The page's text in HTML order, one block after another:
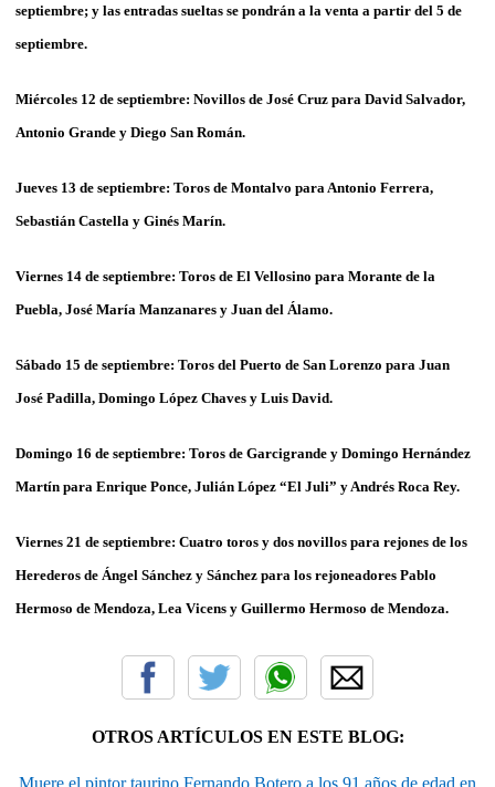
septiembre; y las entradas sueltas se pondrán a la venta a partir del 5 de
septiembre.
Miércoles 12 de septiembre: Novillos de José Cruz para David Salvador,
Antonio Grande y Diego San Román.
Jueves 13 de septiembre: Toros de Montalvo para Antonio Ferrera,
Sebastián Castella y Ginés Marín.
Viernes 14 de septiembre: Toros de El Vellosino para Morante de la
Puebla, José María Manzanares y Juan del Álamo.
Sábado 15 de septiembre: Toros del Puerto de San Lorenzo para Juan
José Padilla, Domingo López Chaves y Luis David.
Domingo 16 de septiembre: Toros de Garcigrande y Domingo Hernández
Martín para Enrique Ponce, Julián López “El Juli” y Andrés Roca Rey.
Viernes 21 de septiembre: Cuatro toros y dos novillos para rejones de los
Herederos de Ángel Sánchez y Sánchez para los rejoneadores Pablo
Hermoso de Mendoza, Lea Vicens y Guillermo Hermoso de Mendoza.
OTROS ARTÍCULOS EN ESTE BLOG:
Muere el pintor taurino Fernando Botero a los 91 años de edad en